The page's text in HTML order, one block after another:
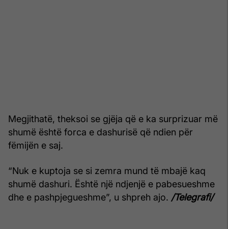
Megjithatë, theksoi se gjëja që e ka surprizuar më
shumë është forca e dashurisë që ndien për
fëmijën e saj.
“Nuk e kuptoja se si zemra mund të mbajë kaq
shumë dashuri. Është një ndjenjë e pabesueshme
dhe e pashpjegueshme”, u shpreh ajo. /Telegrafi/